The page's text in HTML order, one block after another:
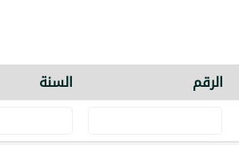
الرقم السنة